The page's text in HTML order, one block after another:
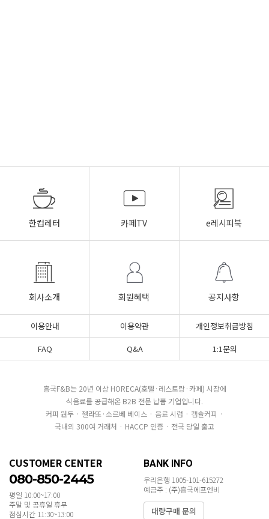
한컵레터 카페TV e레시피북
회사소개 회원혜택 공지사항
이용안내 이용약관
개인정보취급방침
FAQ
Q&A 1:1문의
흥국F&B는 20년 이상 HORECA(호텔·레스토랑·카페) 시장에
식음료를 공급해온 B2B 전문 납품 기업입니다.
커피 원두 · 젤라또·소르베 베이스 · 음료 시럽 · 캡슐커피 ·
국내외 300여 거래처 · HACCP 인증 · 전국 당일 출고
CUSTOMER CENTER
080-850-2445
평일 10:00~17:00
주말 및 공휴일 휴무
점심시간 11:30~13:00
BANK INFO
우리은행 1005-101-615272
예금주 : (주)흥국에프엔비
대량구매 문의